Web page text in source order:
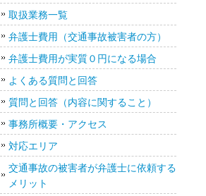
取扱業務一覧
弁護士費用（交通事故被害者の方）
弁護士費用が実質０円になる場合
よくある質問と回答
質問と回答（内容に関すること）
事務所概要・アクセス
対応エリア
交通事故の被害者が弁護士に依頼する
メリット